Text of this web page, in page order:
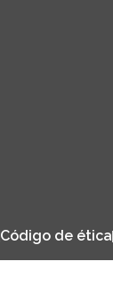
Código de ética